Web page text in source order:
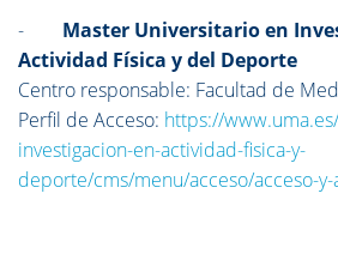
- Master Universitario en
Actividad Física y del Deporte
Centro responsable: Facultad de
Perfil de Acceso: https://
investigacion-en-actividad-fisica-y-
deporte/cms/menu/acceso/acceso-